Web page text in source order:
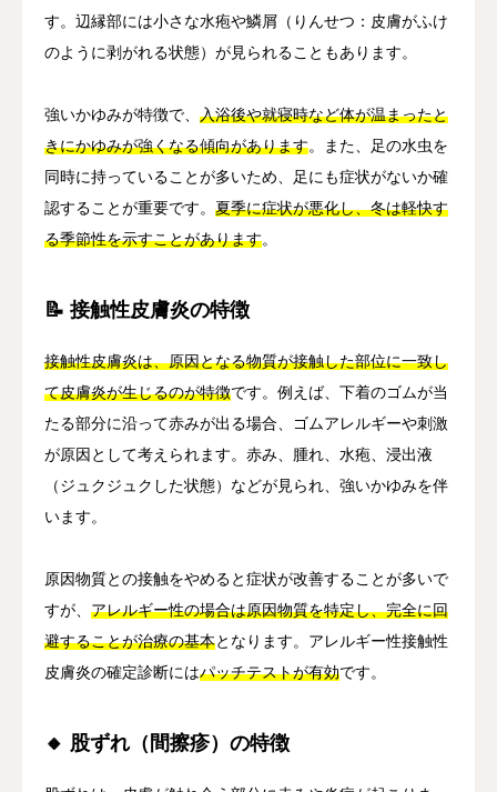
す。辺縁部には小さな水疱や鱗屑（りんせつ：皮膚がふけ
のように剥がれる状態）が見られることもあります。
強いかゆみが特徴で、 入浴後や就寝時など体が温まったと
きにかゆみが強くなる傾向があります。また、足の水虫を
同時に持っていることが多いため、足にも症状がないか確
認することが重要です。 夏季に症状が悪化し、冬は軽快す
る季節性を示すことがあります。
📝 接触性皮膚炎の特徴
接触性皮膚炎は、原因となる物質が接触した部位に一致し
て皮膚炎が生じるのが特徴です。例えば、下着のゴムが当
たる部分に沿って赤みが出る場合、ゴムアレルギーや刺激
が原因として考えられます。赤み、腫れ、水疱、浸出液
（ジュクジュクした状態）などが見られ、強いかゆみを伴
います。
原因物質との接触をやめると症状が改善することが多いで
すが、 アレルギー性の場合は原因物質を特定し、完全に回
避することが治療の基本となります。アレルギー性接触性
皮膚炎の確定診断にはパッチテストが有効です。
🔸 股ずれ（間擦疹）の特徴